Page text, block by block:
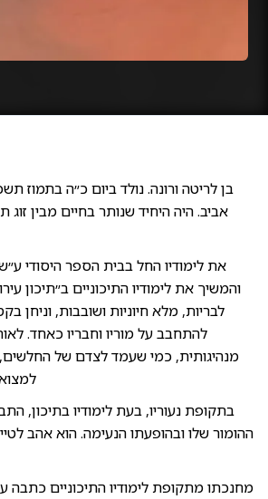
אביב. היה היחיד שנותר בחיים מבין
את לימודיו החל בבית הספר היסודי
והמשיך את לימודיו התיכוניים ב״תיכון
לבריות, מלא חיוניות ושובבות, וניחן
להתחבב על מוריו וחבריו כאחד.
מנהיגותית, כמי שעמד לצדם של
בתקופת נעוריו, בעת לימודיו בתיכון,
ההומור שלו ובהופעתו הנעימה. הוא אהב
מחנכתו מתקופת לימודיו התיכוניים